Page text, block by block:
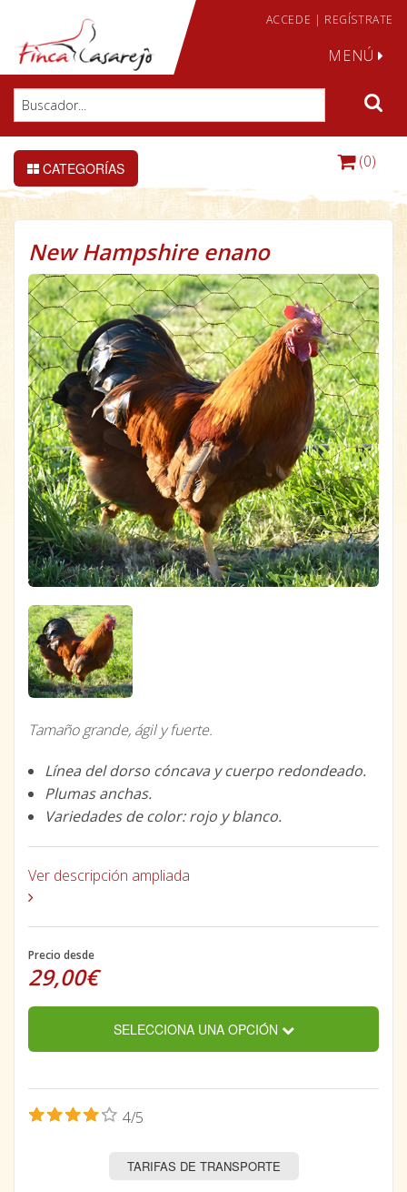
ACCEDE | REGÍSTRATE
MENÚ
CATEGORÍAS (0)
New Hampshire enano
Tamaño grande, ágil y fuerte.
Línea del dorso cóncava y cuerpo redondeado.
Plumas anchas.
Variedades de color: rojo y blanco.
Ver descripción ampliada
Precio desde
29,00€
SELECCIONA UNA OPCIÓN
4/5
TARIFAS DE TRANSPORTE